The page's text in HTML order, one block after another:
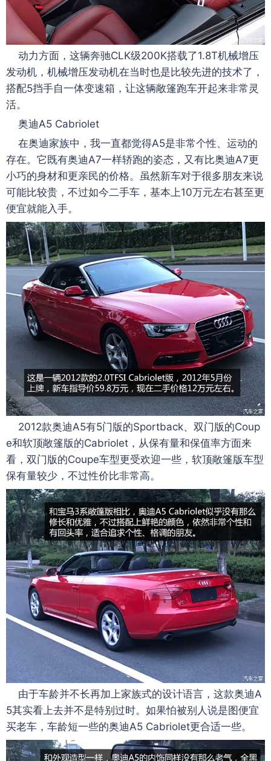
动力方面，这辆奔驰CLK级200K搭载了1.8T机械增压
发动机，机械增压发动机在当时也是比较先进的技术了，
搭配5挡手自一体变速箱，让这辆敞篷跑车开起来非常灵
活。
奥迪A5 Cabriolet
在奥迪家族中，我一直都觉得A5是非常个性、运动的
存在。它既有奥迪A7一样轿跑的姿态，又有比奥迪A7更
小巧的身材和更亲民的价格。虽然新车对于很多朋友来说
可能比较贵，不过如今二手车，基本上10万元左右甚至更
便宜就能入手。
2012款奥迪A5有5门版的Sportback、双门版的Coup
e和软顶敞篷版的Cabriolet，从保有量和保值率方面来
看，双门版的Coupe车型更受欢迎一些，软顶敞篷版车型
保有量较少，不过性价比非常高。
由于车龄并不长再加上家族式的设计语言，这款奥迪A
5其实看上去并不是特别过时。如果怕被别人说是图便宜
买老车，车龄短一些的奥迪A5 Cabriolet更合适一些。